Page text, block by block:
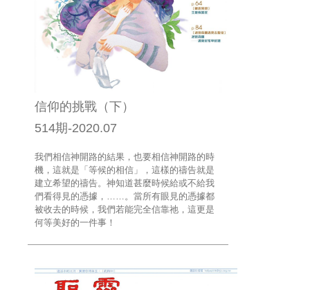
信仰的挑戰（下）
514期-2020.07
我們相信神開路的結果，也要相信神開路的時
機，這就是「等候的相信」，這樣的禱告就是
建立希望的禱告。神知道甚麼時候給或不給我
們看得見的憑據，……。當所有眼見的憑據都
被收去的時候，我們若能完全信靠祂，這更是
何等美好的一件事！